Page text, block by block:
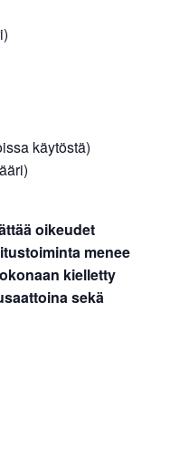
käytöstä)
oikeudet
menee
kielletty
sekä